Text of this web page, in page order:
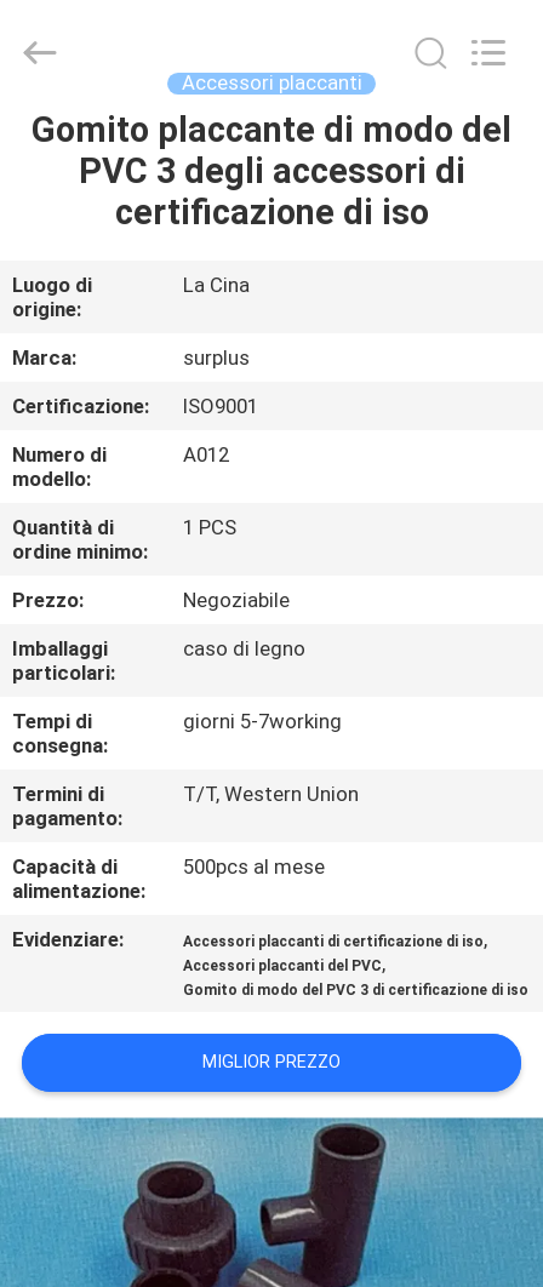
CASA.
PRODOTTI
SU
DI
NOI
VISITA
ALLA
FABBRICA
CONTROLLO
DELLA
QUALITÀ
CONTATTACI
NOTIZIE
PREVENTIVO
MAPPA
DEL
SITO
PRIVACY
POLICY
Technology
Limited.
Accessori placcanti
Gomito placcante di modo del
PVC 3 degli accessori di
certificazione di iso
Luogo di
origine:
La Cina
Marca:
surplus
Certificazione:
ISO9001
Numero di
modello:
A012
Quantità di
ordine minimo:
1 PCS
Prezzo:
Negoziabile
Imballaggi
particolari:
caso di legno
Tempi di
consegna:
giorni 5-7working
Termini di
pagamento:
T/T, Western Union
Capacità di
alimentazione:
500pcs al mese
Evidenziare: Accessori placcanti di certificazione di iso,
Accessori placcanti del PVC,
Gomito di modo del PVC 3 di certificazione di iso
MIGLIOR PREZZO